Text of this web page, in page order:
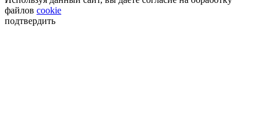
файлов cookie
подтвердить